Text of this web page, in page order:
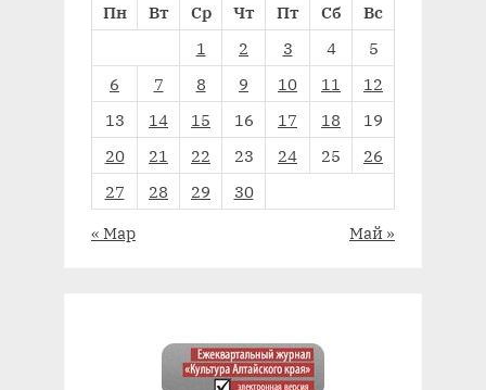
Пн
Вт Ср Чт Пт Сб
Вс
1
2 3 4
5
6
7 8 9 10 11
12
13
14 15 16 17 18
19
20
21 22 23 24 25
26
27
28 29
30
« Мар
Май »